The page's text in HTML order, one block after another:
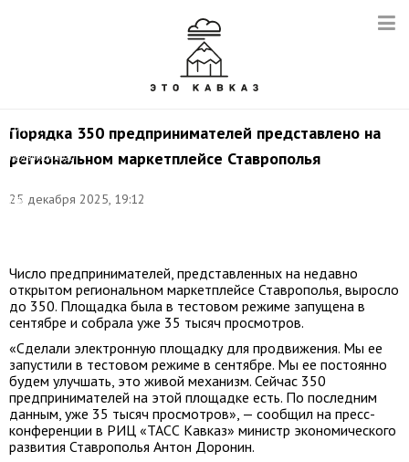
Порядка 350 предпринимателей представлено на
региональном маркетплейсе Ставрополья
25 декабря 2025, 19:12
соцсети
аппарата
полномочного
представителя
РФ
Число предпринимателей, представленных на недавно
открытом региональном маркетплейсе Ставрополья, выросло
до 350. Площадка была в тестовом режиме запущена в
сентябре и собрала уже 35 тысяч просмотров.
«Сделали электронную площадку для продвижения. Мы ее
запустили в тестовом режиме в сентябре. Мы ее постоянно
будем улучшать, это живой механизм. Сейчас 350
предпринимателей на этой площадке есть. По последним
данным, уже 35 тысяч просмотров», — сообщил на пресс-
конференции в РИЦ «ТАСС Кавказ» министр экономического
развития Ставрополья Антон Доронин.